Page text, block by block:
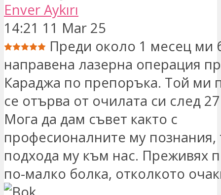
Enver Aykırı
14:21 11 Mar 25
Преди около 1 месец ми
направена лазерна операция
Караджа по препоръка. Той ми
се отърва от очилата си след
Мога да дам съвет както с
професионалните му познания,
подхода му към нас. Преживях
по-малко болка, отколкото